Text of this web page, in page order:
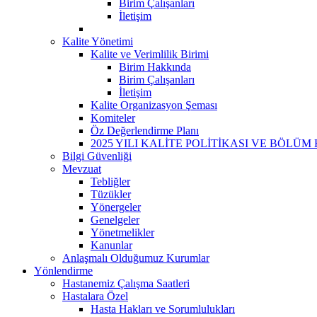
Birim Çalışanları
İletişim
Kalite Yönetimi
Kalite ve Verimlilik Birimi
Birim Hakkında
Birim Çalışanları
İletişim
Kalite Organizasyon Şeması
Komiteler
Öz Değerlendirme Planı
2025 YILI KALİTE POLİTİKASI VE BÖLÜM
Bilgi Güvenliği
Mevzuat
Tebliğler
Tüzükler
Yönergeler
Genelgeler
Yönetmelikler
Kanunlar
Anlaşmalı Olduğumuz Kurumlar
Yönlendirme
Hastanemiz Çalışma Saatleri
Hastalara Özel
Hasta Hakları ve Sorumlulukları